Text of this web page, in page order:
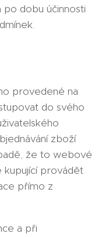
po dobu účinnosti
provedené na
do svého
zboží
že to webové
kupující provádět
přímo z
a při